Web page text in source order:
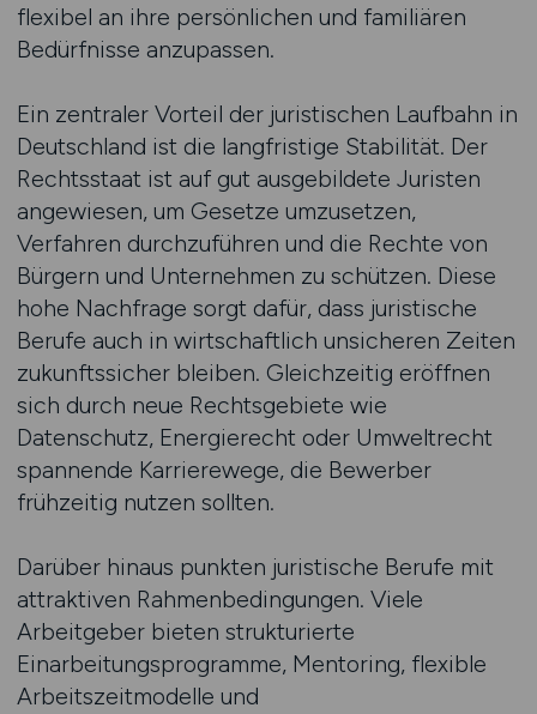
flexibel an ihre persönlichen und familiären
Bedürfnisse anzupassen.
Ein zentraler Vorteil der juristischen Laufbahn in
Deutschland ist die langfristige Stabilität. Der
Rechtsstaat ist auf gut ausgebildete Juristen
angewiesen, um Gesetze umzusetzen,
Verfahren durchzuführen und die Rechte von
Bürgern und Unternehmen zu schützen. Diese
hohe Nachfrage sorgt dafür, dass juristische
Berufe auch in wirtschaftlich unsicheren Zeiten
zukunftssicher bleiben. Gleichzeitig eröffnen
sich durch neue Rechtsgebiete wie
Datenschutz, Energierecht oder Umweltrecht
spannende Karrierewege, die Bewerber
frühzeitig nutzen sollten.
Darüber hinaus punkten juristische Berufe mit
attraktiven Rahmenbedingungen. Viele
Arbeitgeber bieten strukturierte
Einarbeitungsprogramme, Mentoring, flexible
Arbeitszeitmodelle und